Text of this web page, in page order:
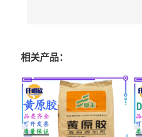
相关产品：